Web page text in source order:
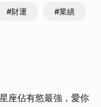
#財運 #業績
座佔有慾最強，愛你